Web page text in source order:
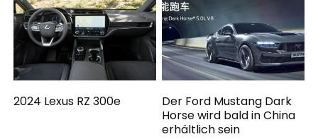
2024 Lexus RZ 300e
Der Ford Mustang Dark
Horse wird bald in China
erhältlich sein